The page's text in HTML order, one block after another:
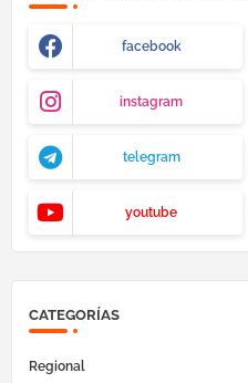
facebook
instagram
telegram
youtube
CATEGORÍAS
Regional